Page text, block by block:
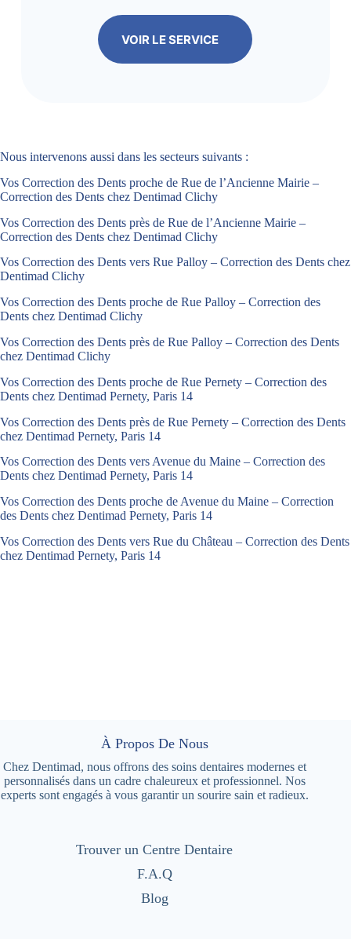
VOIR LE SERVICE
Nous intervenons aussi dans les secteurs suivants :
Vos Correction des Dents proche de Rue de l’Ancienne Mairie –
Correction des Dents chez Dentimad Clichy
Vos Correction des Dents près de Rue de l’Ancienne Mairie –
Correction des Dents chez Dentimad Clichy
Vos Correction des Dents vers Rue Palloy – Correction des Dents chez
Dentimad Clichy
Vos Correction des Dents proche de Rue Palloy – Correction des
Dents chez Dentimad Clichy
Vos Correction des Dents près de Rue Palloy – Correction des Dents
chez Dentimad Clichy
Vos Correction des Dents proche de Rue Pernety – Correction des
Dents chez Dentimad Pernety, Paris 14
Vos Correction des Dents près de Rue Pernety – Correction des Dents
chez Dentimad Pernety, Paris 14
Vos Correction des Dents vers Avenue du Maine – Correction des
Dents chez Dentimad Pernety, Paris 14
Vos Correction des Dents proche de Avenue du Maine – Correction
des Dents chez Dentimad Pernety, Paris 14
Vos Correction des Dents vers Rue du Château – Correction des Dents
chez Dentimad Pernety, Paris 14
À Propos De Nous
Chez Dentimad, nous offrons des soins dentaires modernes et
personnalisés dans un cadre chaleureux et professionnel. Nos
experts sont engagés à vous garantir un sourire sain et radieux.
Trouver un Centre Dentaire
F.A.Q
Blog